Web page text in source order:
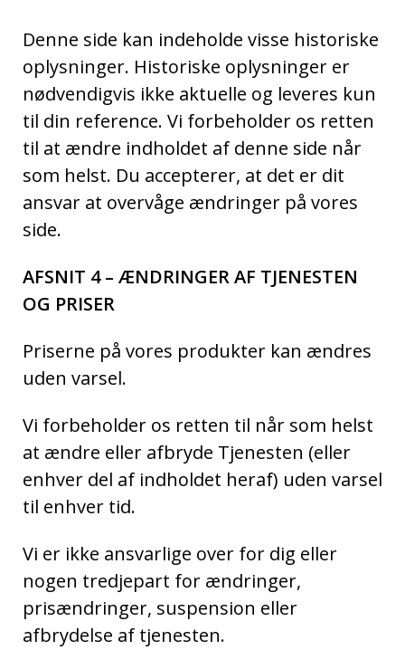
Denne side kan indeholde visse historiske
oplysninger. Historiske oplysninger er
nødvendigvis ikke aktuelle og leveres kun
til din reference. Vi forbeholder os retten
til at ændre indholdet af denne side når
som helst. Du accepterer, at det er dit
ansvar at overvåge ændringer på vores
side.
AFSNIT 4 – ÆNDRINGER AF TJENESTEN
OG PRISER
Priserne på vores produkter kan ændres
uden varsel.
Vi forbeholder os retten til når som helst
at ændre eller afbryde Tjenesten (eller
enhver del af indholdet heraf) uden varsel
til enhver tid.
Vi er ikke ansvarlige over for dig eller
nogen tredjepart for ændringer,
prisændringer, suspension eller
afbrydelse af tjenesten.